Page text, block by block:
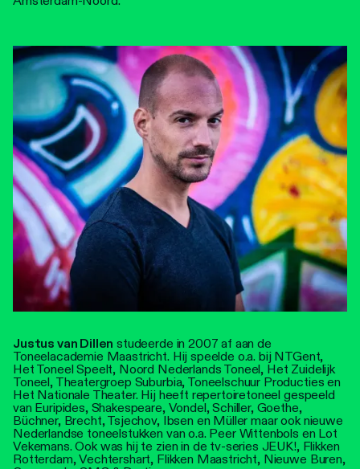
Justus van Dillen studeerde in 2007 af aan de
Toneelacademie Maastricht. Hij speelde o.a. bij NTGent,
Het Toneel Speelt, Noord Nederlands Toneel, Het Zuidelijk
Toneel, Theatergroep Suburbia, Toneelschuur Producties en
Het Nationale Theater. Hij heeft repertoiretoneel gespeeld
van Euripides, Shakespeare, Vondel, Schiller, Goethe,
Büchner, Brecht, Tsjechov, Ibsen en Müller maar ook nieuwe
Nederlandse toneelstukken van o.a. Peer Wittenbols en Lot
Vekemans. Ook was hij te zien in de tv-series JEUK!, Flikken
Rotterdam, Vechtershart, Flikken Maastricht, Nieuwe Buren,